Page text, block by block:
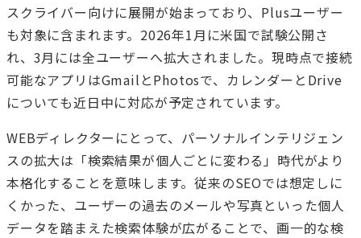
スクライバー向けに展開が始まっており、Plusユーザー
も対象に含まれます。2026年1月に米国で試験公開さ
れ、3月には全ユーザーへ拡大されました。現時点で接続
可能なアプリはGmailとPhotosで、カレンダーとDrive
についても近日中に対応が予定されています。
WEBディレクターにとって、パーソナルインテリジェン
スの拡大は「検索結果が個人ごとに変わる」時代がより
本格化することを意味します。従来のSEOでは想定しに
くかった、ユーザーの過去のメールや写真といった個人
データを踏まえた検索体験が広がることで、画一的な検